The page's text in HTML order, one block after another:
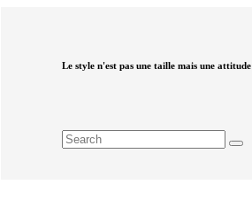
Le style n'est pas une taille mais une attitude